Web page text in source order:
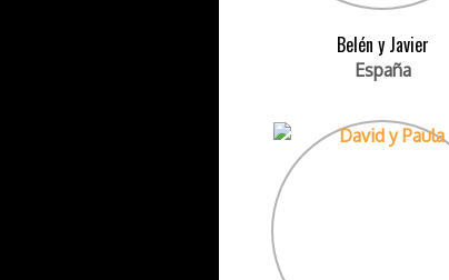
Belén y Javier
España